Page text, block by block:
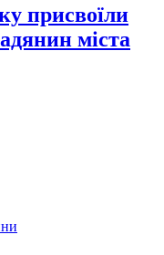
присвоїли
міста